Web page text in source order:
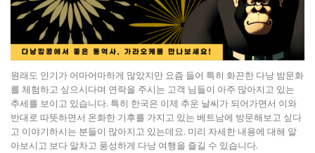
원래도 인기가 어마어마하게 많았지만 요즘 들어 특히 화끈한 다낭 밤문화
를 체험하고 싶으시다며 연락을 주시는 고객 님들이 아주 많아지고 있는
추세를 보이고 있습니다. 특히 한국은 이제 추운 날씨가 되어가면서 이와
반대로 따뜻하면서 온화한 기후를 가지고 있는 베트남에 방문해보고 싶다
고 이야기하시는 분들이 많아지고 있는데요. 미리 자세한 내용에 대해 알
아보시고 보다 알차고 풍성하게 다낭 여행을 즐길 수 있습니다.